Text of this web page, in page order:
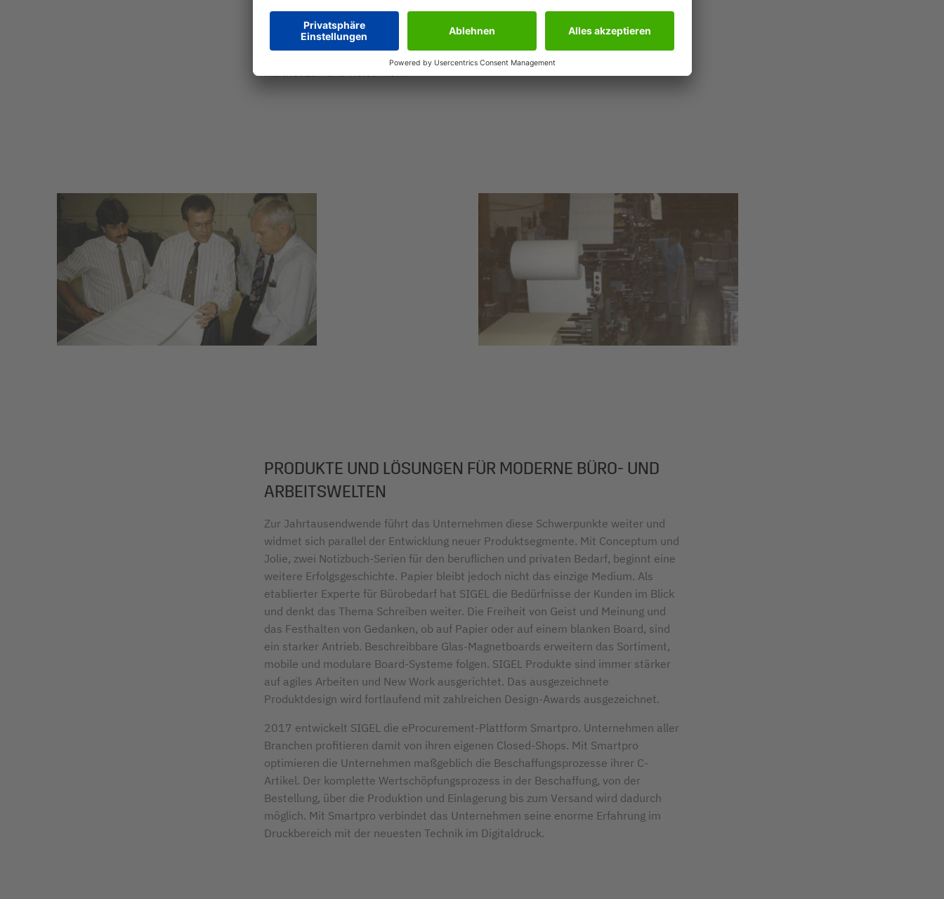
Bereich Cash- and Carry vertreibt.
Für Unternehmens-Kunden bietet SIGEL individuelle Druck- und Service-Lösungen
wie Endlosformular-Rollen, Einzelblattformulare, Thermovordrucke, Werbe-
PRODUKTE UND LÖSUNGEN FÜR MODERNE BÜRO- UND
ARBEITSWELTEN
Zur Jahrtausendwende führt das Unternehmen diese Schwerpunkte weiter und
widmet sich parallel der Entwicklung neuer Produktsegmente. Mit Conceptum und
Jolie, zwei Notizbuch-Serien für den beruflichen und privaten Bedarf, beginnt eine
weitere Erfolgsgeschichte. Papier bleibt jedoch nicht das einzige Medium. Als
etablierter Experte für Bürobedarf hat SIGEL die Bedürfnisse der Kunden im Blick
und denkt das Thema Schreiben weiter. Die Freiheit von Geist und Meinung und
das Festhalten von Gedanken, ob auf Papier oder auf einem blanken Board, sind
ein starker Antrieb. Beschreibbare Glas-Magnetboards erweitern das Sortiment,
mobile und modulare Board-Systeme folgen. SIGEL Produkte sind immer stärker
auf agiles Arbeiten und New Work ausgerichtet. Das ausgezeichnete
Produktdesign wird fortlaufend mit zahlreichen Design-Awards ausgezeichnet.
2017 entwickelt SIGEL die eProcurement-Plattform Smartpro. Unternehmen aller
Branchen profitieren damit von ihren eigenen Closed-Shops. Mit Smartpro
optimieren die Unternehmen maßgeblich die Beschaffungsprozesse ihrer C-
Artikel. Der komplette Wertschöpfungsprozess in der Beschaffung, von der
Bestellung, über die Produktion und Einlagerung bis zum Versand wird dadurch
möglich. Mit Smartpro verbindet das Unternehmen seine enorme Erfahrung im
Druckbereich mit der neuesten Technik im Digitaldruck.